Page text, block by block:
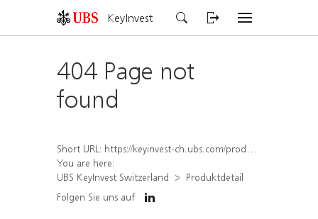
KeyInvest
404 Page not
found
Short URL: https://keyinvest-ch.ubs.com/produkt/detail/index/isin/CH1582998576
You are here:
UBS KeyInvest Switzerland
Produktdetail
Folgen Sie uns auf